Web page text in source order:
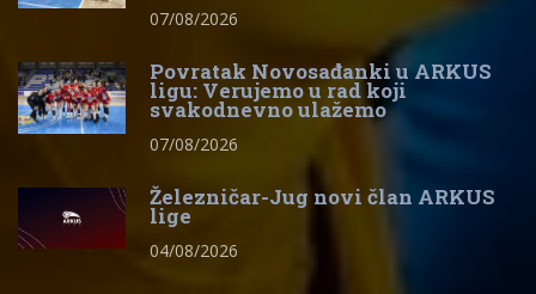
07/08/2026
Povratak Novosađanki u ARKUS
ligu: Verujemo u rad koji
svakodnevno ulažemo
07/08/2026
Železničar-Jug novi član ARKUS
lige
04/08/2026